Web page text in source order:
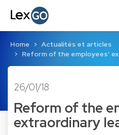
Home
Actualités et articles
Reform of the employees'
26/01/18
Reform of the
extraordinary